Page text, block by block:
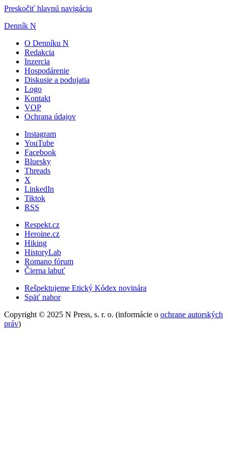
Preskočiť hlavnú navigáciu
Denník N
O Denníku N
Redakcia
Inzercia
Hospodárenie
Diskusie a podujatia
Logo
Kontakt
VOP
Ochrana údajov
Instagram
YouTube
Facebook
Bluesky
Threads
X
LinkedIn
Tiktok
RSS
Respekt.cz
Heroine.cz
Hiking
HistoryLab
Romano fórum
Čierna labuť
Rešpektujeme Etický Kódex novinára
Späť nahor
Copyright © 2025 N Press, s. r. o. (informácie o ochrane autorských
práv)